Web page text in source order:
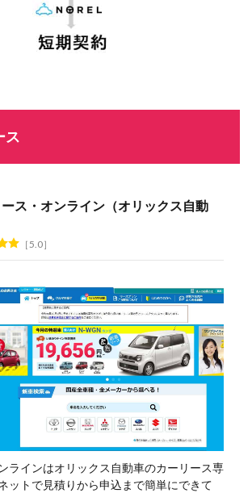
ス
ス・オンライン（オリックス自動
5.0
ラインはオリックス自動車のカーリース専
ットで見積りから申込まで簡単にできて